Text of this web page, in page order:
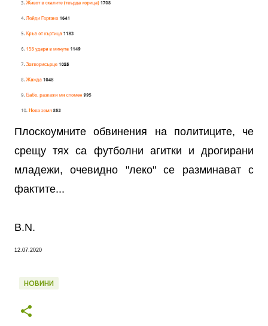
Плоскоумните обвинения на политиците, че
срещу тях са футболни агитки и дрогирани
младежи, очевидно "леко" се разминават с
фактите...
B.N.
12.07.2020
НОВИНИ